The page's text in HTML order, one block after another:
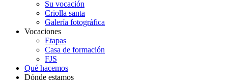
Su vocación
Criolla santa
Galería fotográfica
Vocaciones
Etapas
Casa de formación
FJS
Qué hacemos
Dónde estamos